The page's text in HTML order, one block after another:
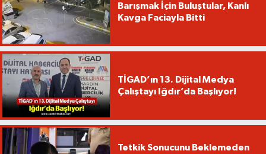
Barışmak İçin Buluştular, Kanlı
Kavga Faciayla Bitti
TİGAD’ın 13. Dijital Medya
Çalıştayı Iğdır’da Başlıyor!
Tetkik Sonucunu Beklemeden